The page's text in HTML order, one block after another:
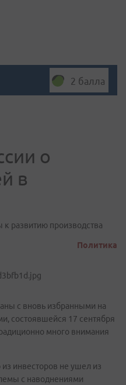
2 балла
о
в
развитию производства
Политика
с вновь избранными на
состоявшейся 17 сентября
много внимания
инвесторов не ушел из
с наводнениями